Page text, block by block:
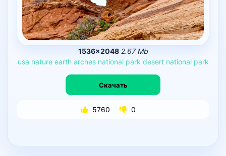
1536×2048 2.67 Mb
usa nature earth arches national park desert national park
Скачать
5760 0